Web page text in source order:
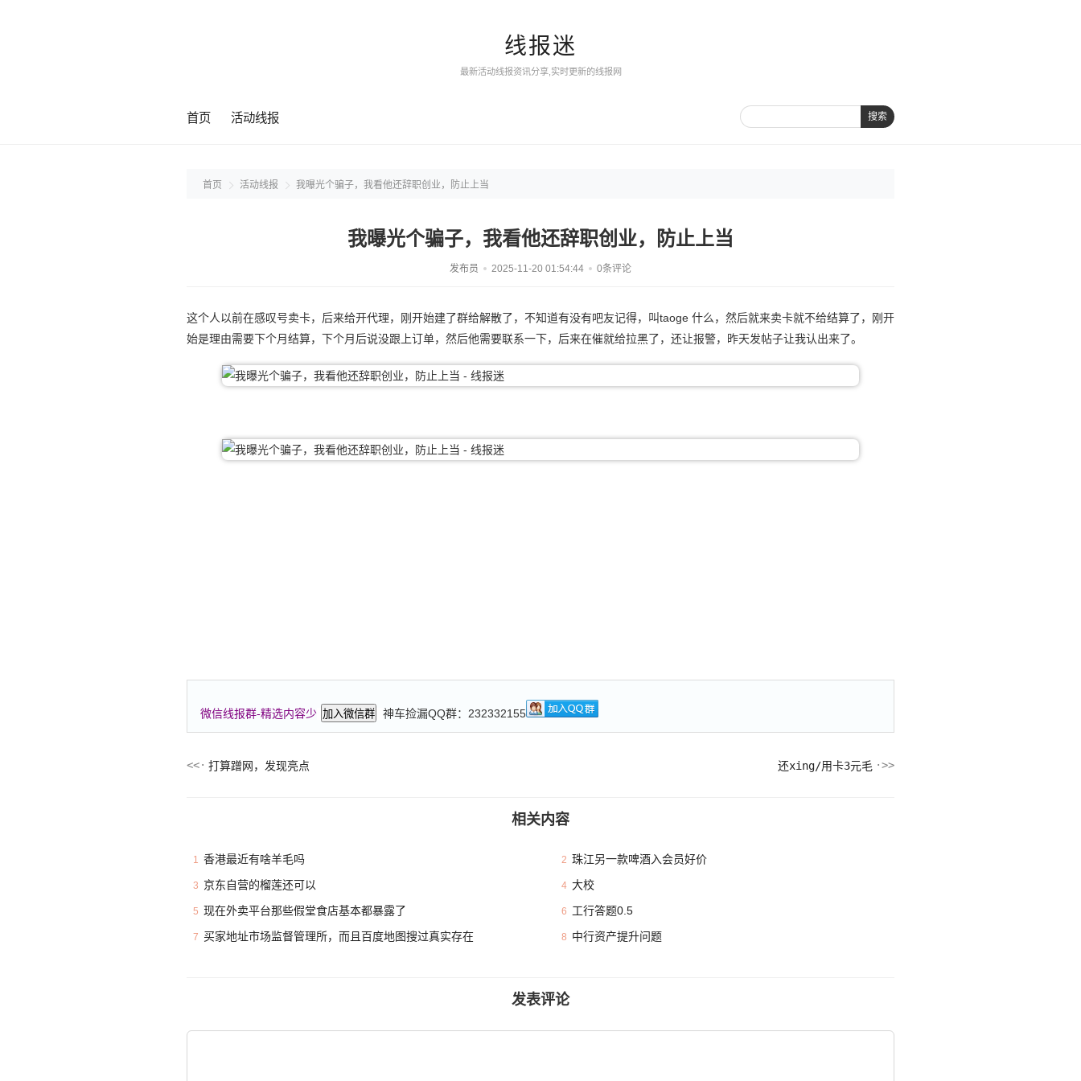
线报迷
最新活动线报资讯分享,实时更新的线报网
首页 活动线报 搜索
首页 活动线报 我曝光个骗子，我看他还辞职创业，防止上当
我曝光个骗子，我看他还辞职创业，防止上当
发布员 2025-11-20 01:54:44 0条评论
这个人以前在感叹号卖卡，后来给开代理，刚开始建了群给解散了，不知道有没有吧友记得，叫taoge 什么，然后就来卖卡就不给结算了，刚开
始是理由需要下个月结算，下个月后说没跟上订单，然后他需要联系一下，后来在催就给拉黑了，还让报警，昨天发帖子让我认出来了。
微信线报群-精选内容少 加入微信群 神车捡漏QQ群：232332155
打算蹭网，发现亮点 还xing/用卡3元毛
相关内容
1 香港最近有啥羊毛吗 2 珠江另一款啤酒入会员好价
3 京东自营的榴莲还可以 4 大校
5 现在外卖平台那些假堂食店基本都暴露了 6 工行答题0.5
7 买家地址市场监督管理所，而且百度地图搜过真实存在 8 中行资产提升问题
发表评论